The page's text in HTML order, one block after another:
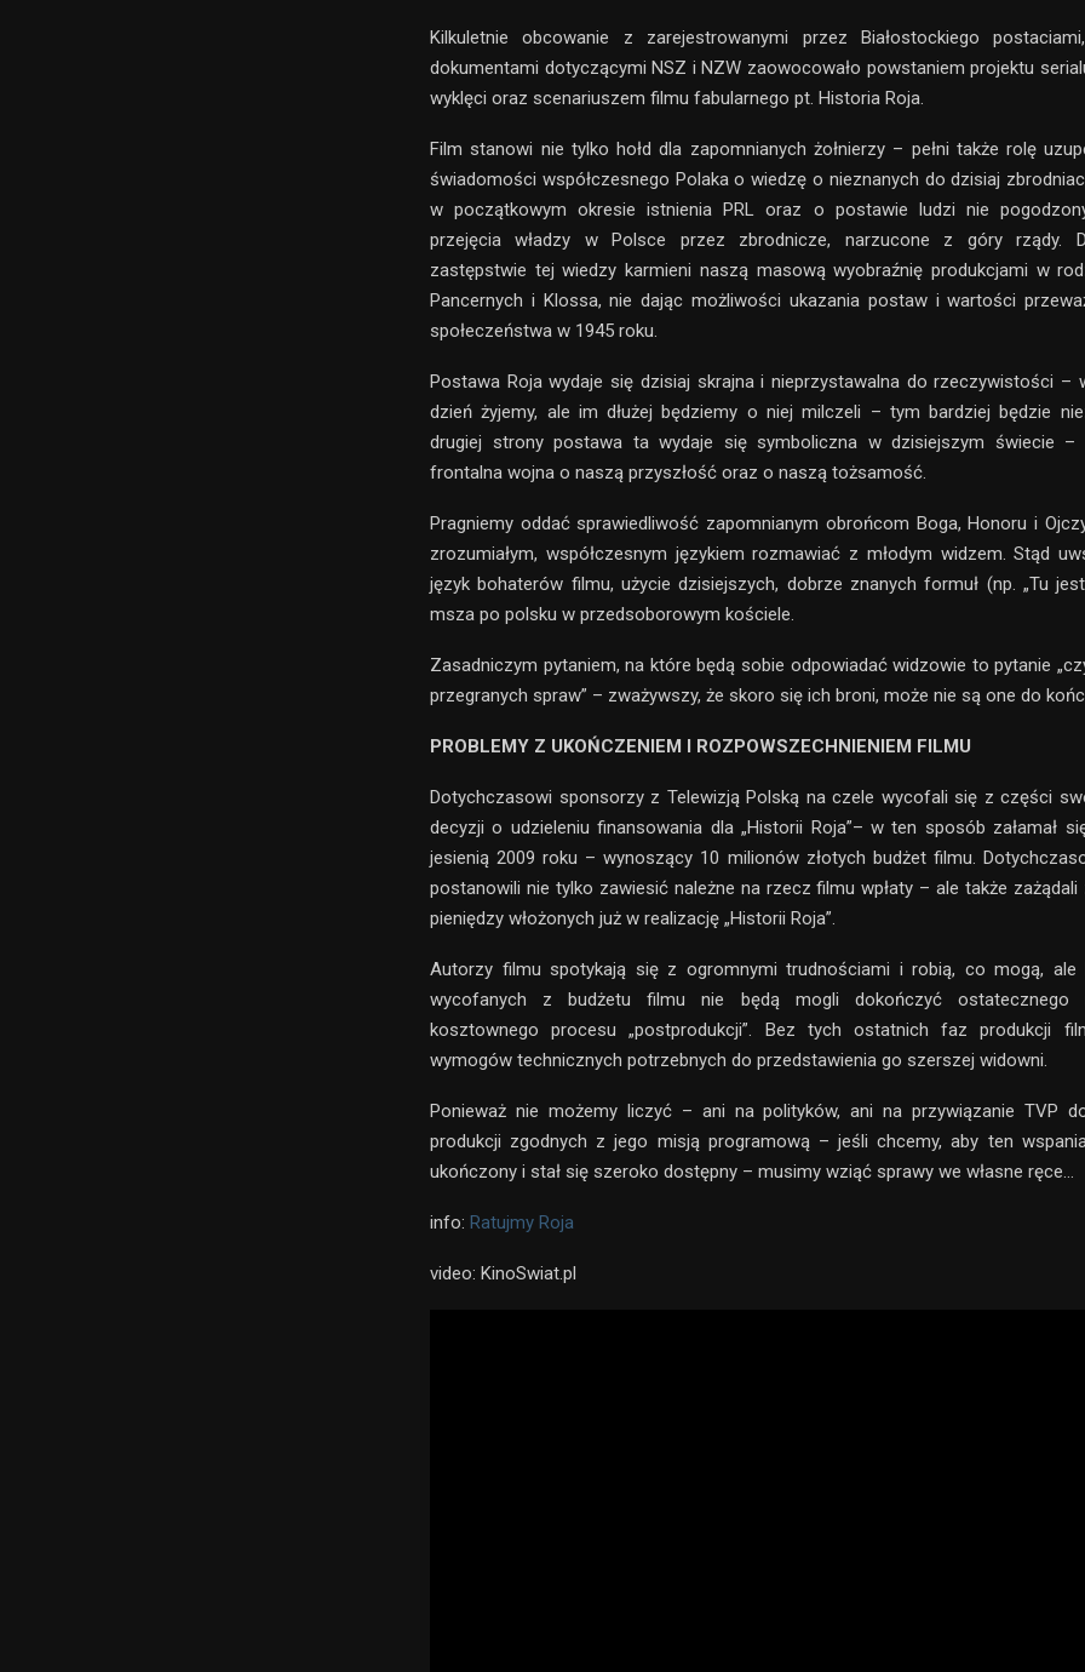
Kilkuletnie obcowanie z zarejestrowanymi przez Białostockiego
dokumentami dotyczącymi NSZ i NZW zaowocowało powstaniem projektu
wyklęci oraz scenariuszem filmu fabularnego pt. Historia Roja.
Film stanowi nie tylko hołd dla zapomnianych żołnierzy – pełni także rolę
świadomości współczesnego Polaka o wiedzę o nieznanych do dzisiaj
w początkowym okresie istnienia PRL oraz o postawie ludzi nie
przejęcia władzy w Polsce przez zbrodnicze, narzucone z góry rządy.
zastępstwie tej wiedzy karmieni naszą masową wyobraźnię produkcjami w
Pancernych i Klossa, nie dając możliwości ukazania postaw i wartości
społeczeństwa w 1945 roku.
Postawa Roja wydaje się dzisiaj skrajna i nieprzystawalna do rzeczywistości –
dzień żyjemy, ale im dłużej będziemy o niej milczeli – tym bardziej będzie
drugiej strony postawa ta wydaje się symboliczna w dzisiejszym świecie –
frontalna wojna o naszą przyszłość oraz o naszą tożsamość.
Pragniemy oddać sprawiedliwość zapomnianym obrońcom Boga, Honoru i
zrozumiałym, współczesnym językiem rozmawiać z młodym widzem. Stąd
język bohaterów filmu, użycie dzisiejszych, dobrze znanych formuł (np. „Tu
msza po polsku w przedsoborowym kościele.
Zasadniczym pytaniem, na które będą sobie odpowiadać widzowie to pytanie
przegranych spraw” – zważywszy, że skoro się ich broni, może nie są one do
PROBLEMY Z UKOŃCZENIEM I ROZPOWSZECHNIENIEM FILMU
Dotychczasowi sponsorzy z Telewizją Polską na czele wycofali się z części
decyzji o udzieleniu finansowania dla „Historii Roja”– w ten sposób załamał
jesienią 2009 roku – wynoszący 10 milionów złotych budżet filmu.
postanowili nie tylko zawiesić należne na rzecz filmu wpłaty – ale także
pieniędzy włożonych już w realizację „Historii Roja”.
Autorzy filmu spotykają się z ogromnymi trudnościami i robią, co mogą, ale
wycofanych z budżetu filmu nie będą mogli dokończyć ostatecznego
kosztownego procesu „postprodukcji”. Bez tych ostatnich faz produkcji
wymogów technicznych potrzebnych do przedstawienia go szerszej widowni.
Ponieważ nie możemy liczyć – ani na polityków, ani na przywiązanie TVP
produkcji zgodnych z jego misją programową – jeśli chcemy, aby ten
ukończony i stał się szeroko dostępny – musimy wziąć sprawy we własne ręce…
info: Ratujmy Roja
video: KinoSwiat.pl